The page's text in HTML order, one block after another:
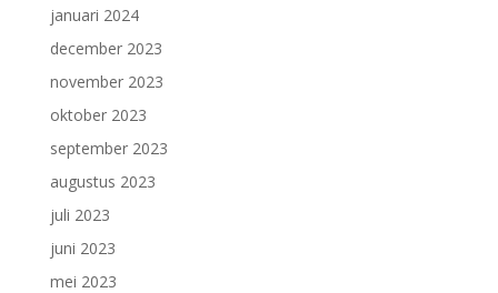
januari 2024
december 2023
november 2023
oktober 2023
september 2023
augustus 2023
juli 2023
juni 2023
mei 2023